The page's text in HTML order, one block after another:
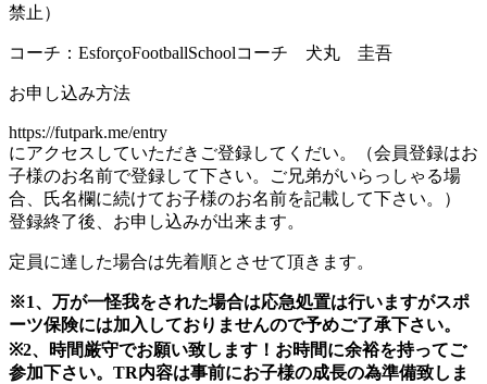
禁止）
コーチ：EsforçoFootballSchoolコーチ 犬丸 圭吾
お申し込み方法
https://futpark.me/entry
にアクセスしていただきご登録してくだい。（会員登録はお
子様のお名前で登録して下さい。ご兄弟がいらっしゃる場
合、氏名欄に続けてお子様のお名前を記載して下さい。）
登録終了後、お申し込みが出来ます。
定員に達した場合は先着順とさせて頂きます。
※1、万が一怪我をされた場合は応急処置は行いますがスポ
ーツ保険には加入しておりませんので予めご了承下さい。
※2、時間厳守でお願い致します！お時間に余裕を持ってご
参加下さい。TR内容は事前にお子様の成長の為準備致しま